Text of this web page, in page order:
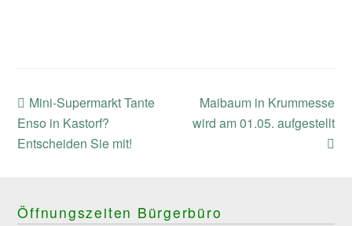
previous
post:
Mini-Supermarkt Tante
Enso in Kastorf?
Entscheiden Sie mit!
next
post:
Maibaum in Krummesse
wird am 01.05. aufgestellt
Öffnungszeiten Bürgerbüro